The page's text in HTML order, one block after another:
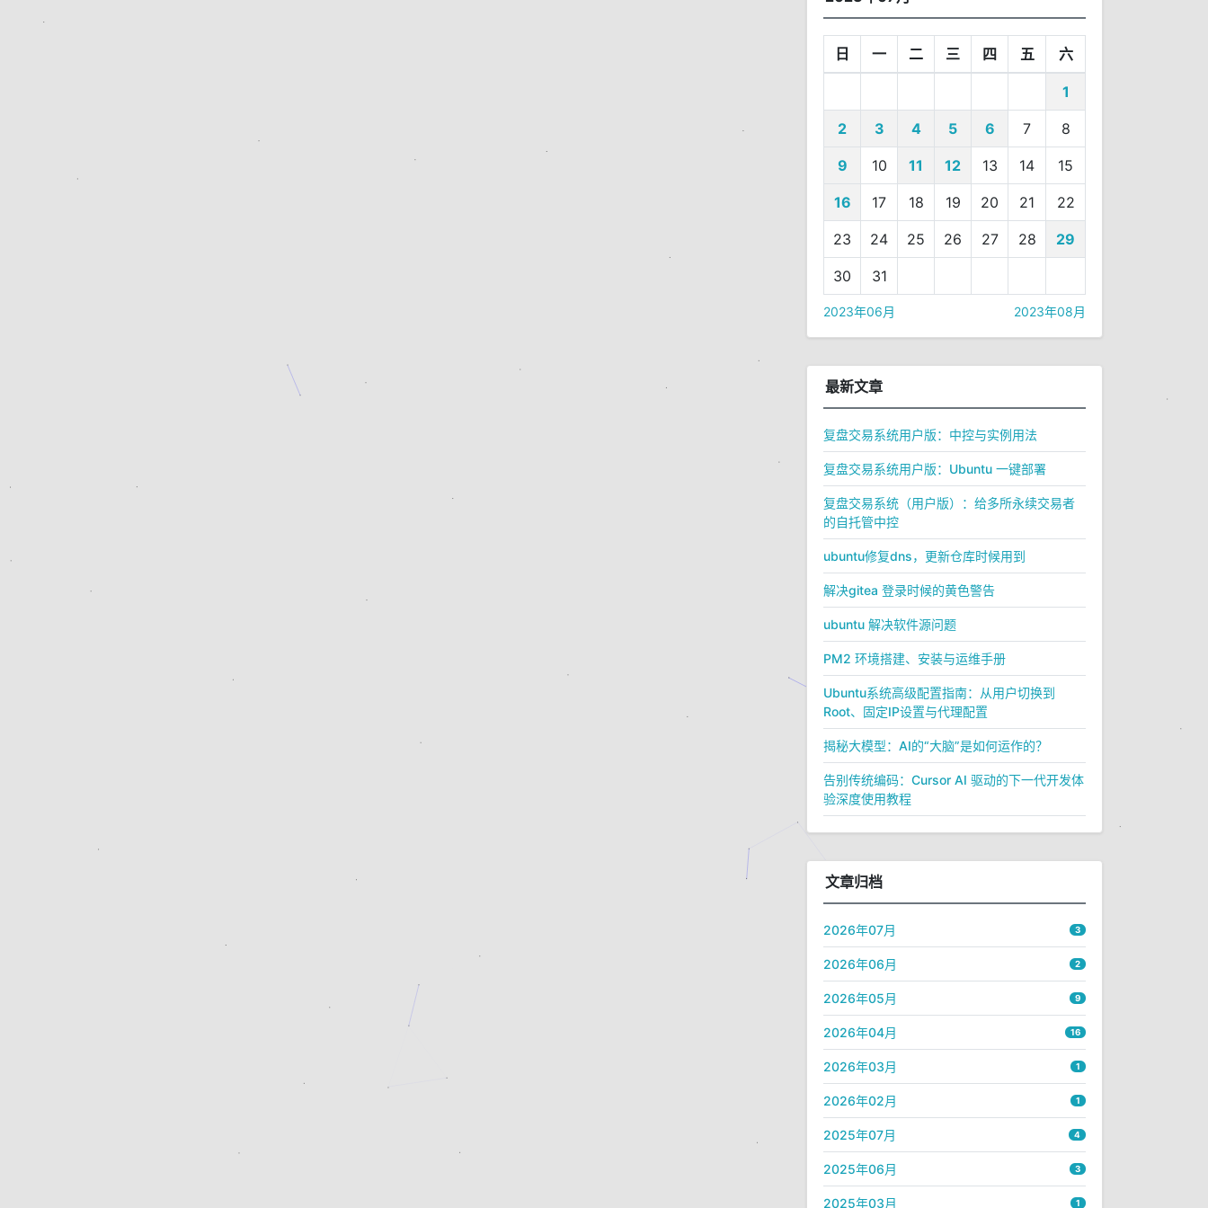
日 一 二 三 四 五 六
1
2 3 4 5 6 7 8
9 10 11 12 13 14 15
16 17 18 19 20 21 22
23 24 25 26 27 28 29
30 31
2023年06月 2023年08月
最新文章
复盘交易系统用户版：中控与实例用法
复盘交易系统用户版：Ubuntu 一键部署
复盘交易系统（用户版）：给多所永续交易者
的自托管中控
ubuntu修复dns，更新仓库时候用到
解决gitea 登录时候的黄色警告
ubuntu 解决软件源问题
PM2 环境搭建、安装与运维手册
Ubuntu系统高级配置指南：从用户切换到
Root、固定IP设置与代理配置
揭秘大模型：AI的“大脑”是如何运作的？
告别传统编码：Cursor AI 驱动的下一代开发体
验深度使用教程
文章归档
2026年07月 3
2026年06月 2
2026年05月 9
2026年04月 16
2026年03月 1
2026年02月 1
2025年07月 4
2025年06月 3
2025年03月 1